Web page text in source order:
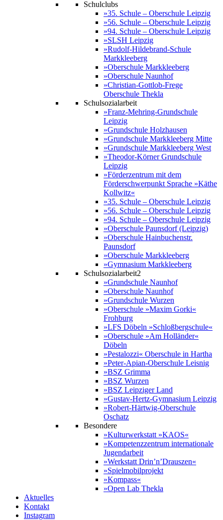
Schulclubs
»35. Schule – Oberschule Leipzig
»56. Schule – Oberschule Leipzig
»94. Schule – Oberschule Leipzig
»SLSH Leipzig
»Rudolf-Hildebrand-Schule
Markkleeberg
»Oberschule Markkleeberg
»Oberschule Naunhof
»Christian-Gottlob-Frege
Oberschule Thekla
Schulsozialarbeit
»Franz-Mehring-Grundschule
Leipzig
»Grundschule Holzhausen
»Grundschule Markkleeberg Mitte
»Grundschule Markkleeberg West
»Theodor-Körner Grundschule
Leipzig
»Förderzentrum mit dem
Förderschwerpunkt Sprache »Käthe
Kollwitz«
»35. Schule – Oberschule Leipzig
»56. Schule – Oberschule Leipzig
»94. Schule – Oberschule Leipzig
»Oberschule Paunsdorf (Leipzig)
»Oberschule Hainbuchenstr.
Paunsdorf
»Oberschule Markkleeberg
»Gymnasium Markkleeberg
Schulsozialarbeit2
»Grundschule Naunhof
»Oberschule Naunhof
»Grundschule Wurzen
»Oberschule »Maxim Gorki«
Frohburg
»LFS Döbeln »Schloßbergschule«
»Oberschule »Am Holländer«
Döbeln
»Pestalozzi« Oberschule in Hartha
»Peter-Apian-Oberschule Leisnig
»BSZ Grimma
»BSZ Wurzen
»BSZ Leipziger Land
»Gustav-Hertz-Gymnasium Leipzig
»Robert-Härtwig-Oberschule
Oschatz
Besondere
»Kulturwerkstatt »KAOS«
»Kompetenzzentrum internationale
Jugendarbeit
»Werkstatt Drin’n’Drauszen«
»Spielmobilprojekt
»Kompass«
»Open Lab Thekla
Aktuelles
Kontakt
Instagram